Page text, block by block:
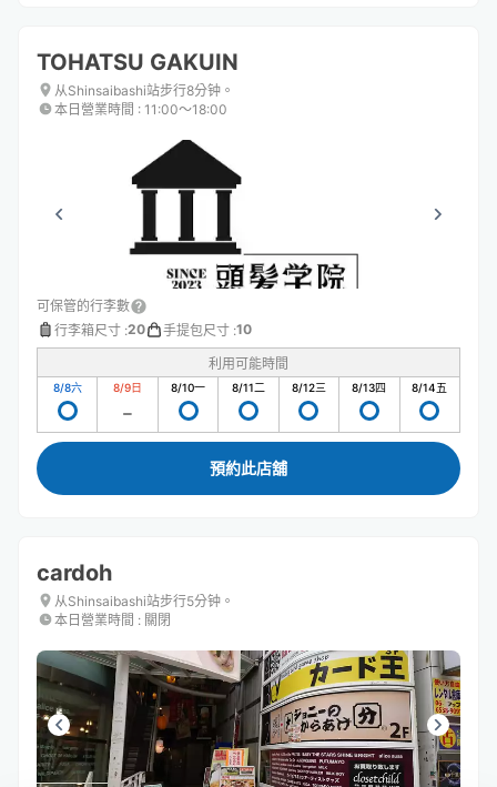
TOHATSU GAKUIN
从Shinsaibashi站步行8分钟。
本日營業時間 : 11:00〜18:00
可保管的行李數
行李箱尺寸 :20 手提包尺寸 :10
利用可能時間
8/8六 8/9日 8/10一 8/11二 8/12三 8/13四 8/14五
預約此店舖
cardoh
从Shinsaibashi站步行5分钟。
本日營業時間 : 關閉